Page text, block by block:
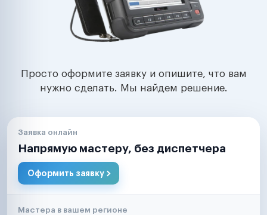
Просто оформите заявку и опишите, что вам
нужно сделать. Мы найдем решение.
Заявка онлайн
Напрямую мастеру, без диспетчера
Оформить заявку
Мастера в вашем регионе